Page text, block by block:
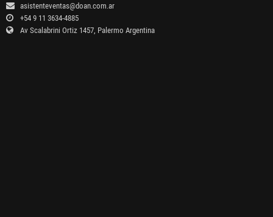
asistenteventas@doan.com.ar
+54 9 11 3634-4885
Av Scalabrini Ortiz 1457, Palermo Argentina